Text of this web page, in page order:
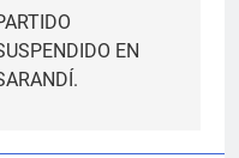
EN